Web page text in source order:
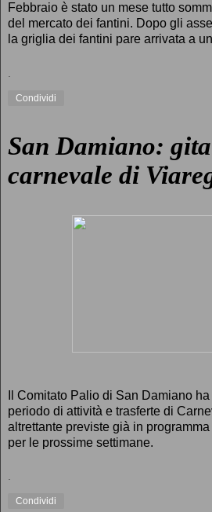
Febbraio è stato un mese tutto
del mercato dei fantini. Dopo gli
la griglia dei fantini pare arrivata a
Condividi
San Damiano:
carnevale di
Il Comitato Palio di San Damiano
periodo di attività e trasferte di
altrettante previste già in
per le prossime settimane.
.
Condividi